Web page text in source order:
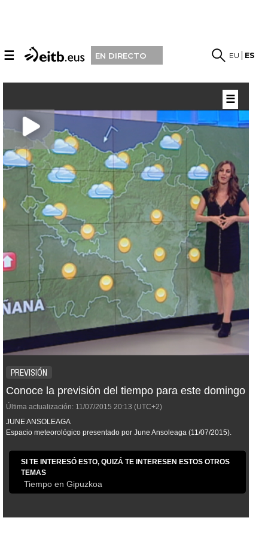
☰ EN DIRECTO EU ES
PREVISIÓN
Conoce la previsión del tiempo para este domingo
Última actualización: 11/07/2015 20:13 (UTC+2)
JUNE ANSOLEAGA
Espacio meteorológico presentado por June Ansoleaga (11/07/2015).
SI TE INTERESÓ ESTO, QUIZÁ TE INTERESEN ESTOS OTROS
TEMAS
Tiempo en Gipuzkoa
☰